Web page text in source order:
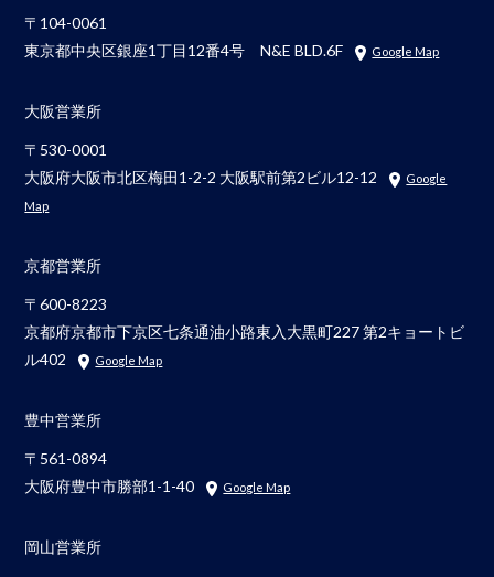
〒104-0061
東京都中央区銀座1丁目12番4号 N&E BLD.6F
Google Map
大阪営業所
〒530-0001
大阪府大阪市北区梅田1-2-2 大阪駅前第2ビル12-12
Google
Map
京都営業所
〒600-8223
京都府京都市下京区七条通油小路東入大黒町227 第2キョートビ
ル402
Google Map
豊中営業所
〒561-0894
大阪府豊中市勝部1-1-40
Google Map
岡山営業所